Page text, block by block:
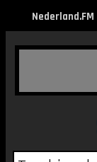
Nederland.FM